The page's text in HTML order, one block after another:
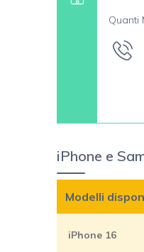
Quanti
iPhone e
Modelli
iPhone 16